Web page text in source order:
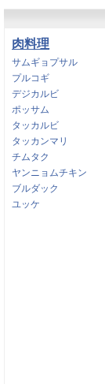
肉料理
サムギョプサル
プルコギ
デジカルビ
ポッサム
タッカルビ
タッカンマリ
チムタク
ヤンニョムチキン
ブルダック
ユッケ